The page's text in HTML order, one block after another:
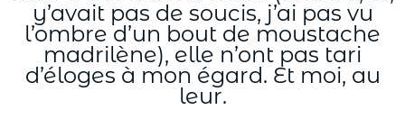
y’avait pas de soucis, j’ai pas vu
l’ombre d’un bout de moustache
madrilène), elle n’ont pas tari
d’éloges à mon égard. Et moi, au
leur.